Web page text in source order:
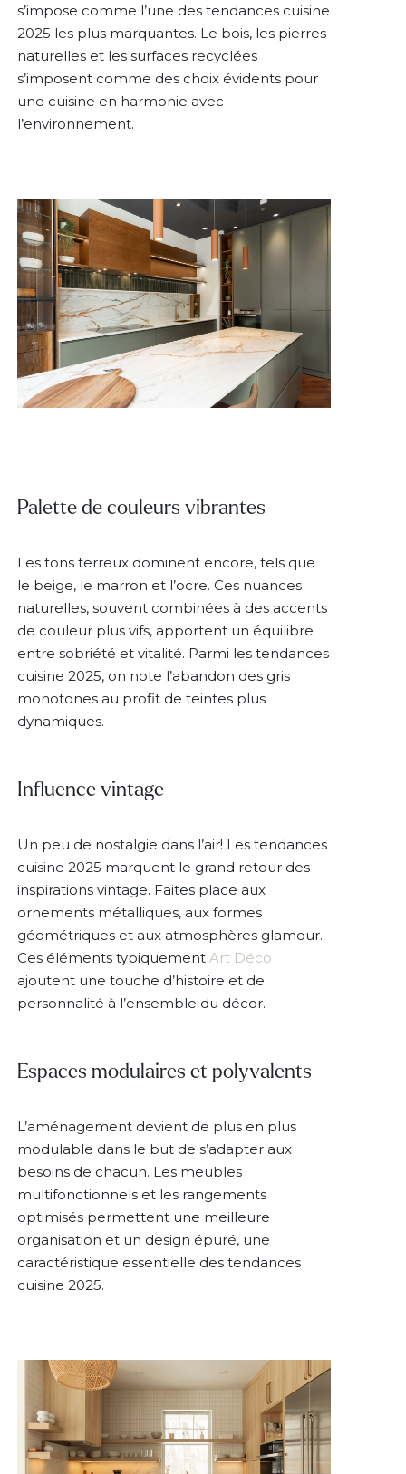
s’impose comme l’une des tendances cuisine
2025 les plus marquantes. Le bois, les pierres
naturelles et les surfaces recyclées
s’imposent comme des choix évidents pour
une cuisine en harmonie avec
l’environnement.
Palette de couleurs vibrantes
Les tons terreux dominent encore, tels que
le beige, le marron et l’ocre. Ces nuances
naturelles, souvent combinées à des accents
de couleur plus vifs, apportent un équilibre
entre sobriété et vitalité. Parmi les tendances
cuisine 2025, on note l’abandon des gris
monotones au profit de teintes plus
dynamiques.
Influence vintage
Un peu de nostalgie dans l’air! Les tendances
cuisine 2025 marquent le grand retour des
inspirations vintage. Faites place aux
ornements métalliques, aux formes
géométriques et aux atmosphères glamour.
Ces éléments typiquement Art Déco
ajoutent une touche d’histoire et de
personnalité à l’ensemble du décor.
Espaces modulaires et polyvalents
L’aménagement devient de plus en plus
modulable dans le but de s’adapter aux
besoins de chacun. Les meubles
multifonctionnels et les rangements
optimisés permettent une meilleure
organisation et un design épuré, une
caractéristique essentielle des tendances
cuisine 2025.